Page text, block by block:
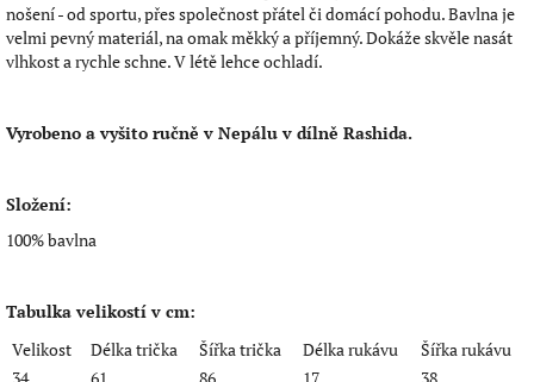
nošení - od sportu, přes společnost přátel či domácí pohodu. Bavlna je
velmi pevný materiál, na omak měkký a příjemný. Dokáže skvěle nasát
vlhkost a rychle schne. V létě lehce ochladí.
Vyrobeno a vyšito ručně v Nepálu v dílně Rashida.
Složení:
100% bavlna
Tabulka velikostí v cm:
Velikost
Délka trička Šířka trička Délka rukávu
Šířka rukávu